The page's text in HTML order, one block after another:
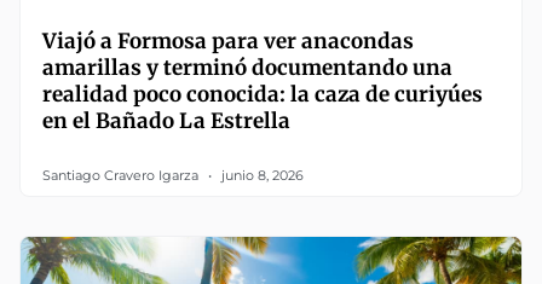
Viajó a Formosa para ver anacondas
amarillas y terminó documentando una
realidad poco conocida: la caza de curiyúes
en el Bañado La Estrella
Santiago Cravero Igarza junio 8, 2026